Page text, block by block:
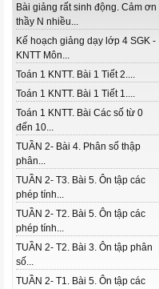
Bài giảng rất sinh động. Cảm ơn
thầy N nhiều...
Kế hoạch giảng dạy lớp 4 SGK -
KNTT Môn...
Toán 1 KNTT. Bài 1 Tiết 2....
Toán 1 KNTT. Bài 1 Tiết 1....
Toán 1 KNTT. Bài Các số từ 0
đến 10...
TUẦN 2- Bài 4. Phân số thập
phân...
TUẦN 2- T3. Bài 5. Ôn tập các
phép tính...
TUẦN 2- T2. Bài 5. Ôn tập các
phép tính...
TUẦN 2- T2. Bài 3. Ôn tập phân
số...
TUẦN 2- T1. Bài 5. Ôn tập các